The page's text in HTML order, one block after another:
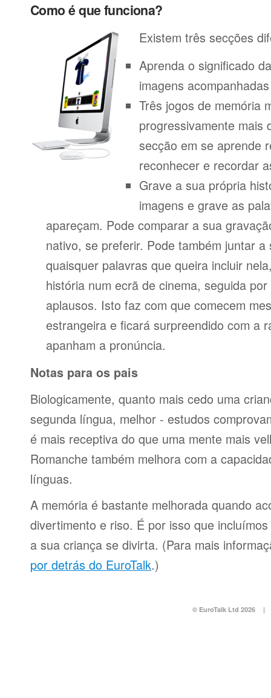
Como é que funciona?
Existem três secções
Aprenda o significado
imagens
Três jogos de memória
progressivamente mais
secção em se aprende
reconhecer e recordar
Grave a sua própria
imagens e grave as
apareçam. Pode comparar a sua
nativo, se preferir. Pode também juntar a
quaisquer palavras que queira incluir
história num ecrã de cinema, seguida
aplausos. Isto faz com que comecem
estrangeira e ficará surpreendido com a
apanham a pronúncia.
Notas para os pais
Biologicamente, quanto mais cedo uma
segunda língua, melhor - estudos
é mais receptiva do que uma mente mais
Romanche também melhora com a
línguas.
A memória é bastante melhorada quando
divertimento e riso. É por isso que
a sua criança se divirta. (Para mais
por detrás do EuroTalk.)
© EuroTalk Ltd 2026 |